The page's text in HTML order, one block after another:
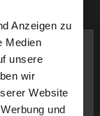
Anzeigen zu
Medien
unsere
wir
Website
und
zu.